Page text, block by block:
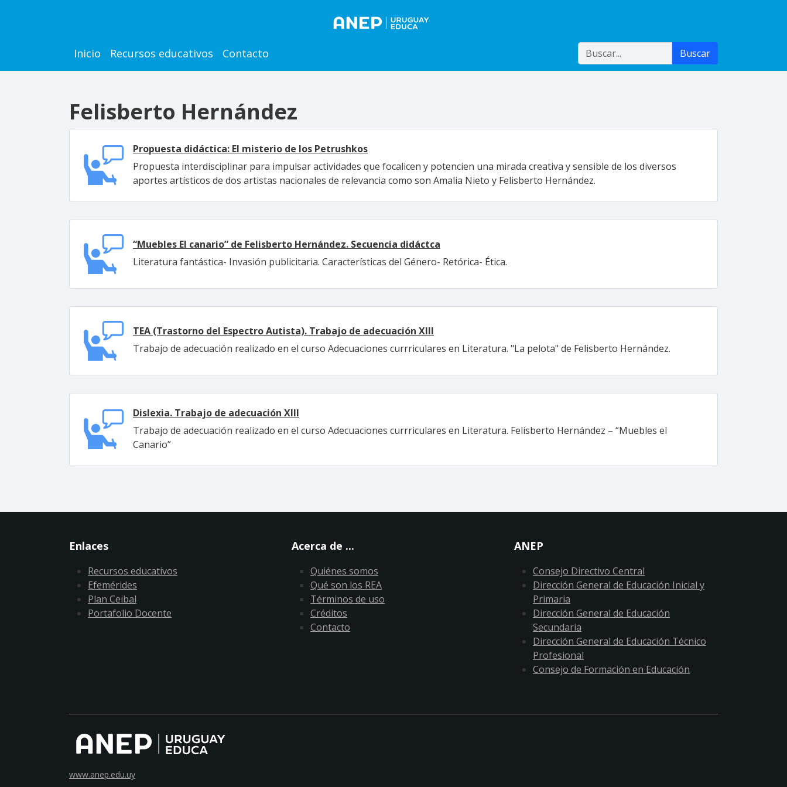
Main navigation
Inicio Recursos educativos Contacto Buscar Buscar
Felisberto Hernández
Propuesta didáctica: El misterio de los Petrushkos
Propuesta interdisciplinar para impulsar actividades que focalicen y potencien una mirada creativa y sensible de los diversos
aportes artísticos de dos artistas nacionales de relevancia como son Amalia Nieto y Felisberto Hernández.
“Muebles El canario” de Felisberto Hernández. Secuencia didáctca
Literatura fantástica- Invasión publicitaria. Características del Género- Retórica- Ética.
TEA (Trastorno del Espectro Autista). Trabajo de adecuación XIII
Trabajo de adecuación realizado en el curso Adecuaciones currriculares en Literatura. "La pelota" de Felisberto Hernández.
Dislexia. Trabajo de adecuación XIII
Trabajo de adecuación realizado en el curso Adecuaciones currriculares en Literatura. Felisberto Hernández – “Muebles el
Canario”
Enlaces
Recursos educativos
Efemérides
Plan Ceibal
Portafolio Docente
Acerca de ...
Quiénes somos
Qué son los REA
Términos de uso
Créditos
Contacto
ANEP
Consejo Directivo Central
Dirección General de Educación Inicial y
Primaria
Dirección General de Educación
Secundaria
Dirección General de Educación Técnico
Profesional
Consejo de Formación en Educación
www.anep.edu.uy